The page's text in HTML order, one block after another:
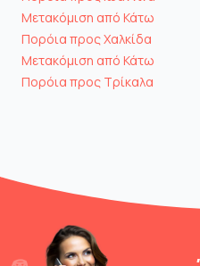
Μετακόμιση από Κάτω
Πορόια προς Χαλκίδα
Μετακόμιση από Κάτω
Πορόια προς Τρίκαλα